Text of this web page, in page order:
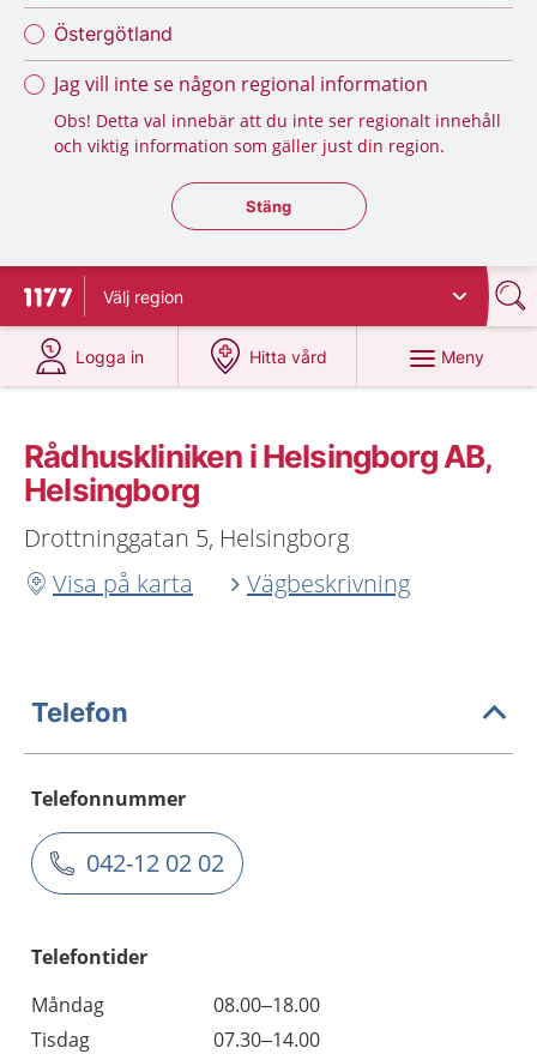
Östergötland
Jag vill inte se någon regional information
Obs! Detta val innebär att du inte ser regionalt innehåll
och viktig information som gäller just din region.
Stäng regionsväljaren
Stäng
Till startsidan för 1177
Välj region
Logga in
på 1177.se
Hitta vård
på 1177.se
Meny
Rådhuskliniken i Helsingborg AB,
Helsingborg
Drottninggatan 5, Helsingborg
Visa på karta
Vägbeskrivning
Telefon
Telefonnummer
042-12 02 02
Telefontider
Måndag
08.00–18.00
Tisdag
07.30–14.00